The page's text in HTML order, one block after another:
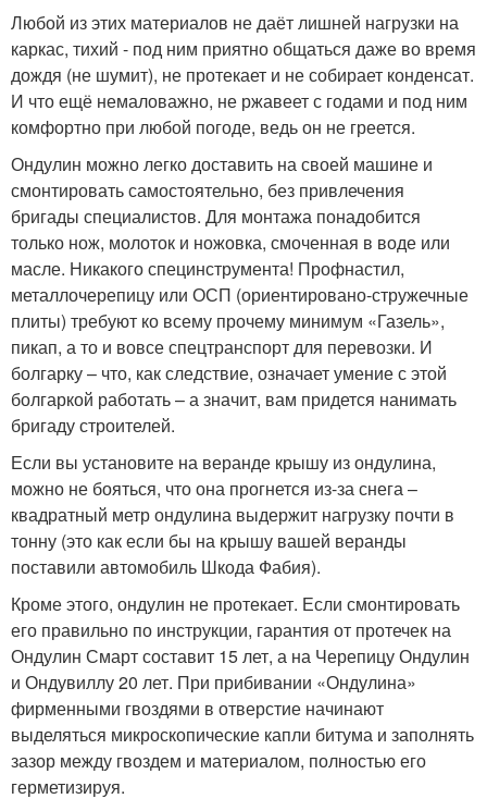
Любой из этих материалов не даёт лишней нагрузки на
каркас, тихий - под ним приятно общаться даже во время
дождя (не шумит), не протекает и не собирает конденсат.
И что ещё немаловажно, не ржавеет с годами и под ним
комфортно при любой погоде, ведь он не греется.
Ондулин можно легко доставить на своей машине и
смонтировать самостоятельно, без привлечения
бригады специалистов. Для монтажа понадобится
только нож, молоток и ножовка, смоченная в воде или
масле. Никакого специнструмента! Профнастил,
металлочерепицу или ОСП (ориентировано-стружечные
плиты) требуют ко всему прочему минимум «Газель»,
пикап, а то и вовсе спецтранспорт для перевозки. И
болгарку – что, как следствие, означает умение с этой
болгаркой работать – а значит, вам придется нанимать
бригаду строителей.
Если вы установите на веранде крышу из ондулина,
можно не бояться, что она прогнется из-за снега –
квадратный метр ондулина выдержит нагрузку почти в
тонну (это как если бы на крышу вашей веранды
поставили автомобиль Шкода Фабия).
Кроме этого, ондулин не протекает. Если смонтировать
его правильно по инструкции, гарантия от протечек на
Ондулин Смарт составит 15 лет, а на Черепицу Ондулин
и Ондувиллу 20 лет. При прибивании «Ондулина»
фирменными гвоздями в отверстие начинают
выделяться микроскопические капли битума и заполнять
зазор между гвоздем и материалом, полностью его
герметизируя.